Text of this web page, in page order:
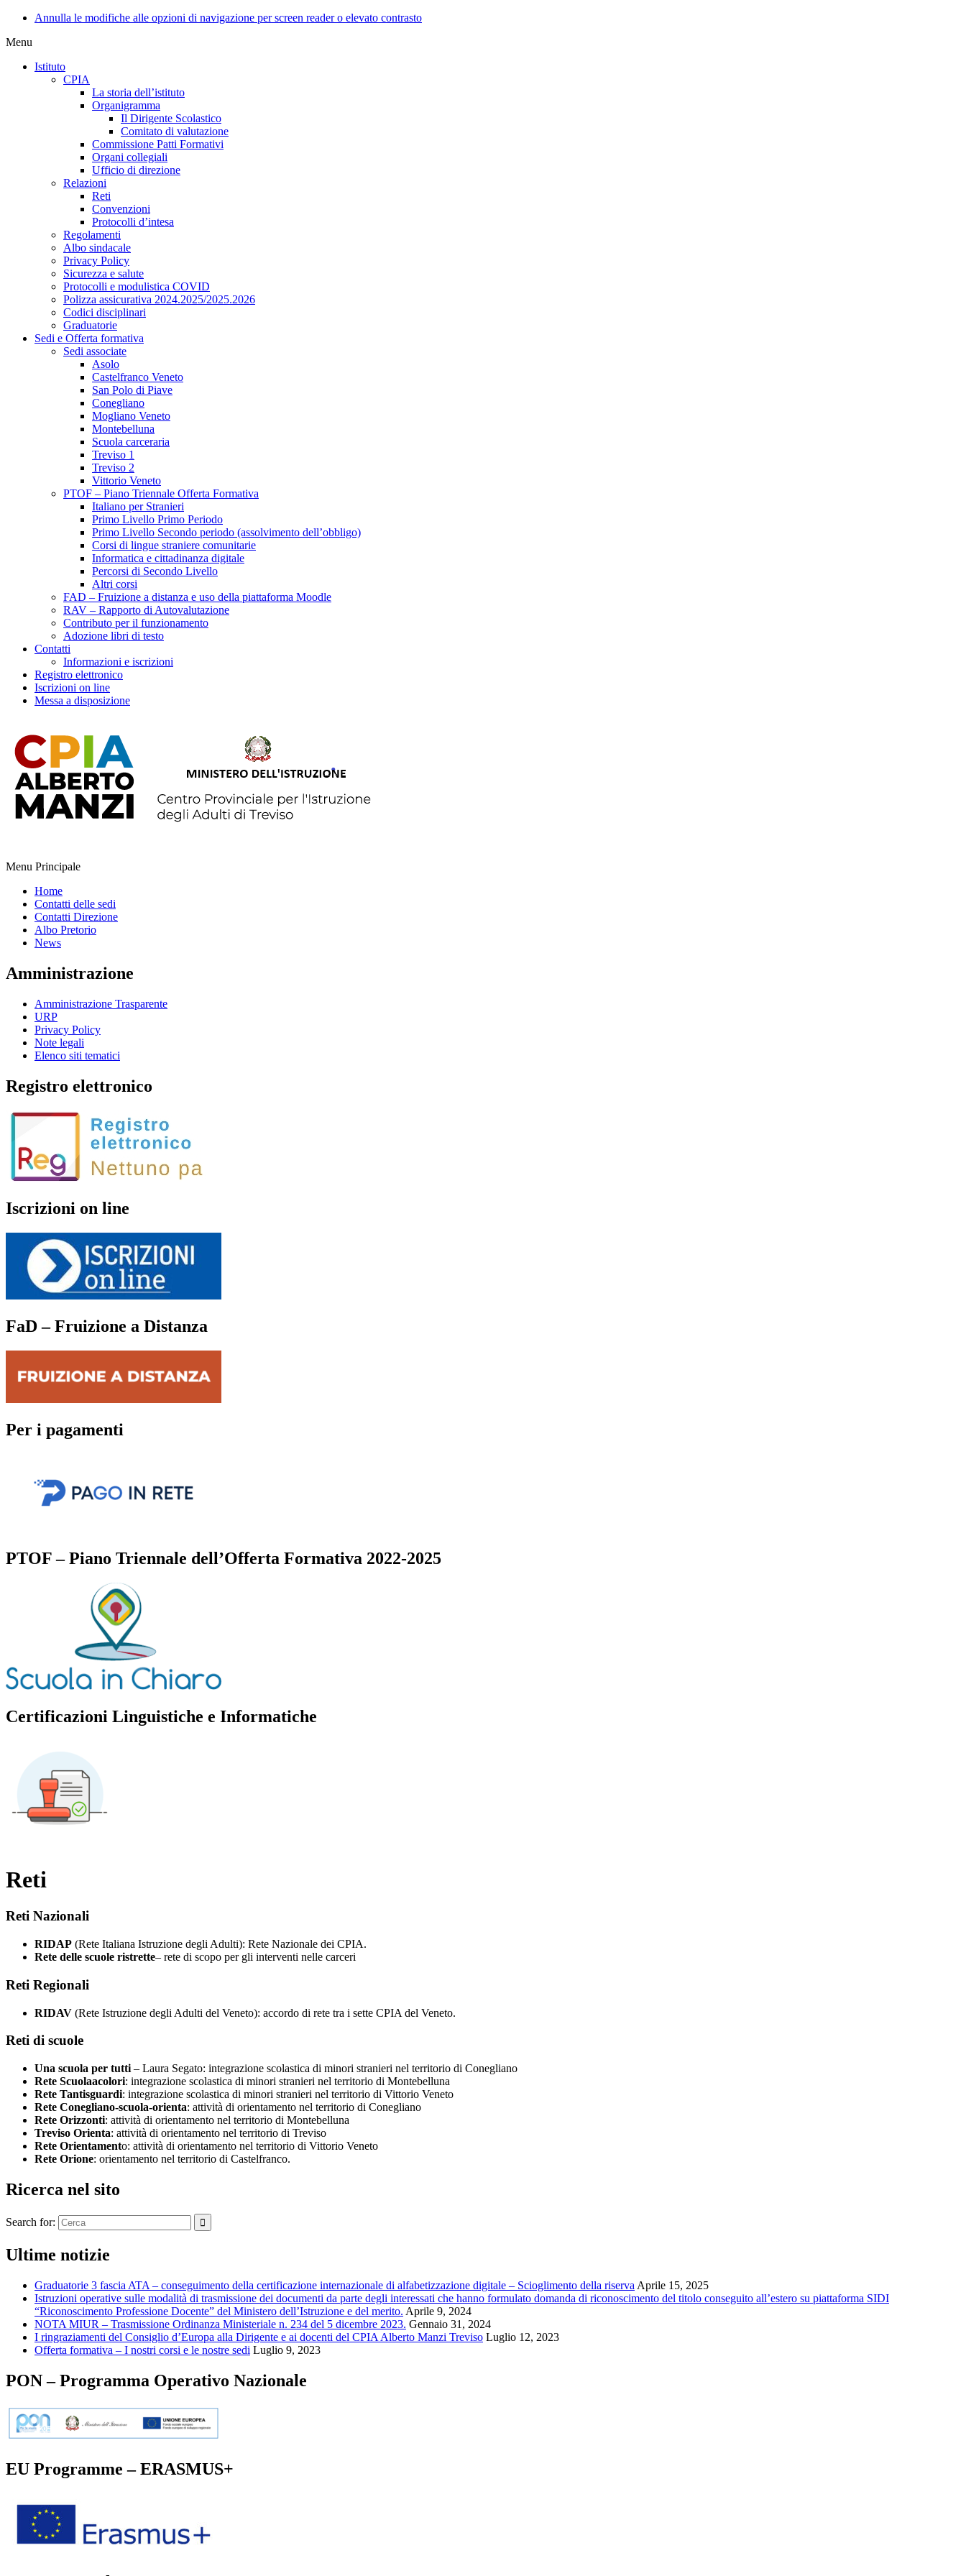
Annulla le modifiche alle opzioni di navigazione per screen reader o elevato contrasto
Menu
Istituto
CPIA
La storia dell’istituto
Organigramma
Il Dirigente Scolastico
Comitato di valutazione
Commissione Patti Formativi
Organi collegiali
Ufficio di direzione
Relazioni
Reti
Convenzioni
Protocolli d’intesa
Regolamenti
Albo sindacale
Privacy Policy
Sicurezza e salute
Protocolli e modulistica COVID
Polizza assicurativa 2024.2025/2025.2026
Codici disciplinari
Graduatorie
Sedi e Offerta formativa
Sedi associate
Asolo
Castelfranco Veneto
San Polo di Piave
Conegliano
Mogliano Veneto
Montebelluna
Scuola carceraria
Treviso 1
Treviso 2
Vittorio Veneto
PTOF – Piano Triennale Offerta Formativa
Italiano per Stranieri
Primo Livello Primo Periodo
Primo Livello Secondo periodo (assolvimento dell’obbligo)
Corsi di lingue straniere comunitarie
Informatica e cittadinanza digitale
Percorsi di Secondo Livello
Altri corsi
FAD – Fruizione a distanza e uso della piattaforma Moodle
RAV – Rapporto di Autovalutazione
Contributo per il funzionamento
Adozione libri di testo
Contatti
Informazioni e iscrizioni
Registro elettronico
Iscrizioni on line
Messa a disposizione
Menu Principale
Home
Contatti delle sedi
Contatti Direzione
Albo Pretorio
News
Amministrazione
Amministrazione Trasparente
URP
Privacy Policy
Note legali
Elenco siti tematici
Registro elettronico
Iscrizioni on line
FaD – Fruizione a Distanza
Per i pagamenti
PTOF – Piano Triennale dell’Offerta Formativa 2022-2025
Certificazioni Linguistiche e Informatiche
Reti
Reti Nazionali
RIDAP (Rete Italiana Istruzione degli Adulti): Rete Nazionale dei CPIA.
Rete delle scuole ristrette– rete di scopo per gli interventi nelle carceri
Reti Regionali
RIDAV (Rete Istruzione degli Adulti del Veneto): accordo di rete tra i sette CPIA del Veneto.
Reti di scuole
Una scuola per tutti – Laura Segato: integrazione scolastica di minori stranieri nel territorio di Conegliano
Rete Scuolaacolori: integrazione scolastica di minori stranieri nel territorio di Montebelluna
Rete Tantisguardi: integrazione scolastica di minori stranieri nel territorio di Vittorio Veneto
Rete Conegliano-scuola-orienta: attività di orientamento nel territorio di Conegliano
Rete Orizzonti: attività di orientamento nel territorio di Montebelluna
Treviso Orienta: attività di orientamento nel territorio di Treviso
Rete Orientamento: attività di orientamento nel territorio di Vittorio Veneto
Rete Orione: orientamento nel territorio di Castelfranco.
Ricerca nel sito
Search for:
Ultime notizie
Graduatorie 3 fascia ATA – conseguimento della certificazione internazionale di alfabetizzazione digitale – Scioglimento della riserva Aprile 15, 2025
Istruzioni operative sulle modalità di trasmissione dei documenti da parte degli interessati che hanno formulato domanda di riconoscimento del titolo conseguito all’estero su piattaforma SIDI
“Riconoscimento Professione Docente” del Ministero dell’Istruzione e del merito. Aprile 9, 2024
NOTA MIUR – Trasmissione Ordinanza Ministeriale n. 234 del 5 dicembre 2023. Gennaio 31, 2024
I ringraziamenti del Consiglio d’Europa alla Dirigente e ai docenti del CPIA Alberto Manzi Treviso Luglio 12, 2023
Offerta formativa – I nostri corsi e le nostre sedi Luglio 9, 2023
PON – Programma Operativo Nazionale
EU Programme – ERASMUS+